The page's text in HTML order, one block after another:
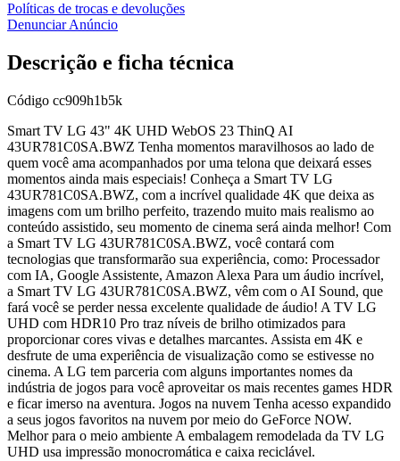
Políticas de trocas e devoluções
Denunciar Anúncio
Descrição e ficha técnica
Código cc909h1b5k
Smart TV LG 43" 4K UHD WebOS 23 ThinQ AI
43UR781C0SA.BWZ Tenha momentos maravilhosos ao lado de
quem você ama acompanhados por uma telona que deixará esses
momentos ainda mais especiais! Conheça a Smart TV LG
43UR781C0SA.BWZ, com a incrível qualidade 4K que deixa as
imagens com um brilho perfeito, trazendo muito mais realismo ao
conteúdo assistido, seu momento de cinema será ainda melhor! Com
a Smart TV LG 43UR781C0SA.BWZ, você contará com
tecnologias que transformarão sua experiência, como: Processador
com IA, Google Assistente, Amazon Alexa Para um áudio incrível,
a Smart TV LG 43UR781C0SA.BWZ, vêm com o AI Sound, que
fará você se perder nessa excelente qualidade de áudio! A TV LG
UHD com HDR10 Pro traz níveis de brilho otimizados para
proporcionar cores vivas e detalhes marcantes. Assista em 4K e
desfrute de uma experiência de visualização como se estivesse no
cinema. A LG tem parceria com alguns importantes nomes da
indústria de jogos para você aproveitar os mais recentes games HDR
e ficar imerso na aventura. Jogos na nuvem Tenha acesso expandido
a seus jogos favoritos na nuvem por meio do GeForce NOW.
Melhor para o meio ambiente A embalagem remodelada da TV LG
UHD usa impressão monocromática e caixa reciclável.